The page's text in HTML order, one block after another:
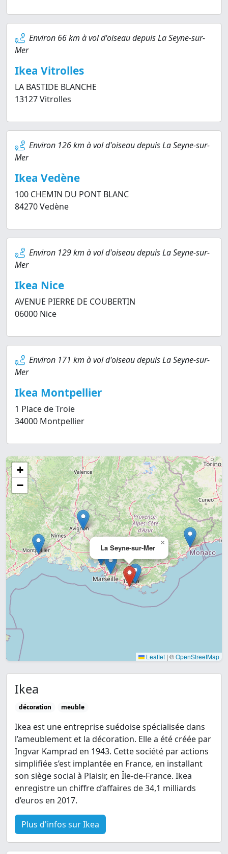
Environ 66 km à vol d'oiseau depuis La Seyne-sur-
Mer
Ikea Vitrolles
LA BASTIDE BLANCHE
13127 Vitrolles
Environ 126 km à vol d'oiseau depuis La Seyne-sur-
Mer
Ikea Vedène
100 CHEMIN DU PONT BLANC
84270 Vedène
Environ 129 km à vol d'oiseau depuis La Seyne-sur-
Mer
Ikea Nice
AVENUE PIERRE DE COUBERTIN
06000 Nice
Environ 171 km à vol d'oiseau depuis La Seyne-sur-
Mer
Ikea Montpellier
1 Place de Troie
34000 Montpellier
La Seyne-sur-Mer
×
+
−
Leaflet | ©OpenStreetMap
Ikea
décoration meuble
Ikea est une entreprise suédoise spécialisée dans
l’ameublement et la décoration. Elle a été créée par
Ingvar Kamprad en 1943. Cette société par actions
simplifiée s’est implantée en France, en installant
son siège social à Plaisir, en Île-de-France. Ikea
enregistre un chiffre d’affaires de 34,1 milliards
d’euros en 2017.
Plus d'infos sur Ikea